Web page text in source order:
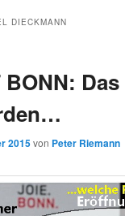
DIECKMANN
BONN:
2015von Peter Riemann